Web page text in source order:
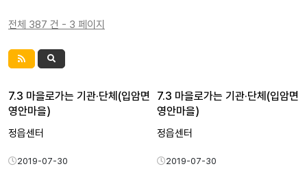
전체 387 건 - 3 페이지
7.3 마을로가는 기관·단체(입암면
영안마을)
정읍센터
2019-07-30
7.3 마을로가는 기관·단체(입암면
영안마을)
정읍센터
2019-07-30